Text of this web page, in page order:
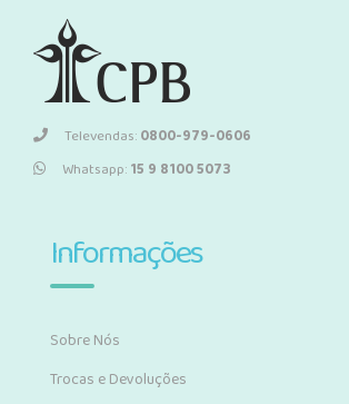
Televendas:0800-979-0606
Whatsapp:15 9 8100 5073
Informações
Sobre Nós
Trocas e Devoluções